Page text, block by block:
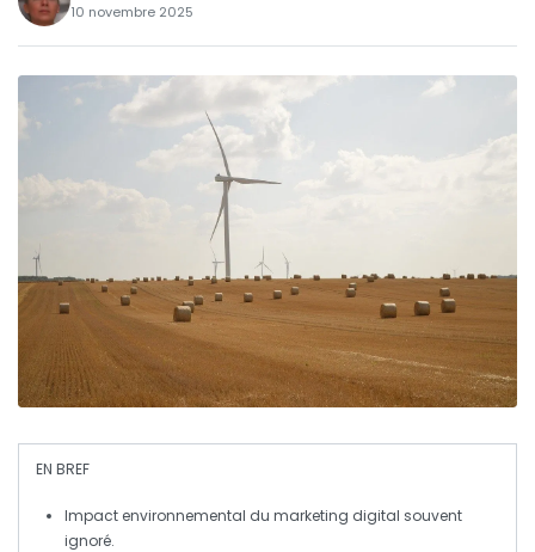
10 novembre 2025
EN BREF
Impact environnemental du marketing digital souvent
ignoré.